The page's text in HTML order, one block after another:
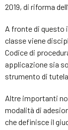
2019, di riforma
A fronte di questo
classe viene
Codice di
applicazione sia
strumento di
Altre importanti
modalità di
che definisce il